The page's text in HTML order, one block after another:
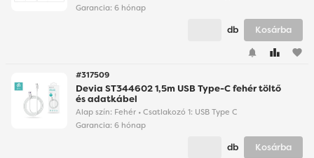
Garancia: 6 hónap
favorite
db Kosárba
#317509
Devia ST344602 1,5m USB Type-C fehér töltő
és adatkábel
Alap szín: Fehér • Csatlakozó 1: USB Type C
Garancia: 6 hónap
db Kosárba